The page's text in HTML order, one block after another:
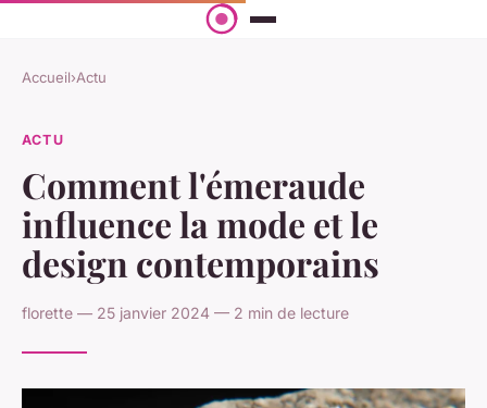
Accueil›Actu
ACTU
Comment l'émeraude
influence la mode et le
design contemporains
florette — 25 janvier 2024 — 2 min de lecture